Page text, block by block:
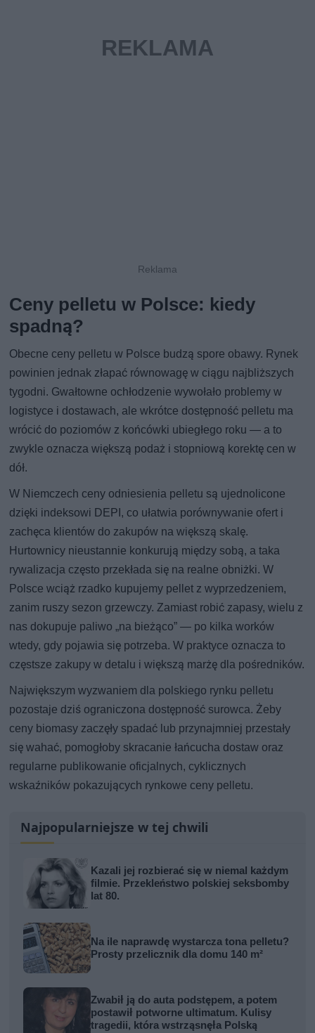
Ceny pelletu w Polsce: kiedy
spadną?
Obecne ceny pelletu w Polsce budzą spore obawy. Rynek
powinien jednak złapać równowagę w ciągu najbliższych
tygodni. Gwałtowne ochłodzenie wywołało problemy w
logistyce i dostawach, ale wkrótce dostępność pelletu ma
wrócić do poziomów z końcówki ubiegłego roku — a to
zwykle oznacza większą podaż i stopniową korektę cen w
dół.
W Niemczech ceny odniesienia pelletu są ujednolicone
dzięki indeksowi DEPI, co ułatwia porównywanie ofert i
zachęca klientów do zakupów na większą skalę.
Hurtownicy nieustannie konkurują między sobą, a taka
rywalizacja często przekłada się na realne obniżki. W
Polsce wciąż rzadko kupujemy pellet z wyprzedzeniem,
zanim ruszy sezon grzewczy. Zamiast robić zapasy, wielu z
nas dokupuje paliwo „na bieżąco” — po kilka worków
wtedy, gdy pojawia się potrzeba. W praktyce oznacza to
częstsze zakupy w detalu i większą marżę dla pośredników.
Największym wyzwaniem dla polskiego rynku pelletu
pozostaje dziś ograniczona dostępność surowca. Żeby
ceny biomasy zaczęły spadać lub przynajmniej przestały
się wahać, pomogłoby skracanie łańcucha dostaw oraz
regularne publikowanie oficjalnych, cyklicznych
wskaźników pokazujących rynkowe ceny pelletu.
Najpopularniejsze w tej chwili
Kazali jej rozbierać się w niemal każdym
filmie. Przekleństwo polskiej seksbomby
lat 80.
Na ile naprawdę wystarcza tona pelletu?
Prosty przelicznik dla domu 140 m²
Zwabił ją do auta podstępem, a potem
postawił potworne ultimatum. Kulisy
tragedii, która wstrząsnęła Polską